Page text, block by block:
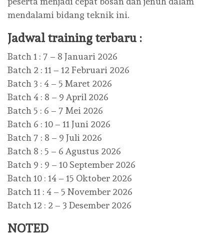
mendalami bidang teknik ini.
Jadwal training terbaru :
Batch 1 : 7 – 8 Januari 2026
Batch 2 : 11 – 12 Februari 2026
Batch 3 : 4 – 5 Maret 2026
Batch 4 : 8 – 9 April 2026
Batch 5 : 6 – 7 Mei 2026
Batch 6 : 10 – 11 Juni 2026
Batch 7 : 8 – 9 Juli 2026
Batch 8 : 5 – 6 Agustus 2026
Batch 9 : 9 – 10 September 2026
Batch 10 : 14 – 15 Oktober 2026
Batch 11 : 4 – 5 November 2026
Batch 12 : 2 – 3 Desember 2026
NOTED